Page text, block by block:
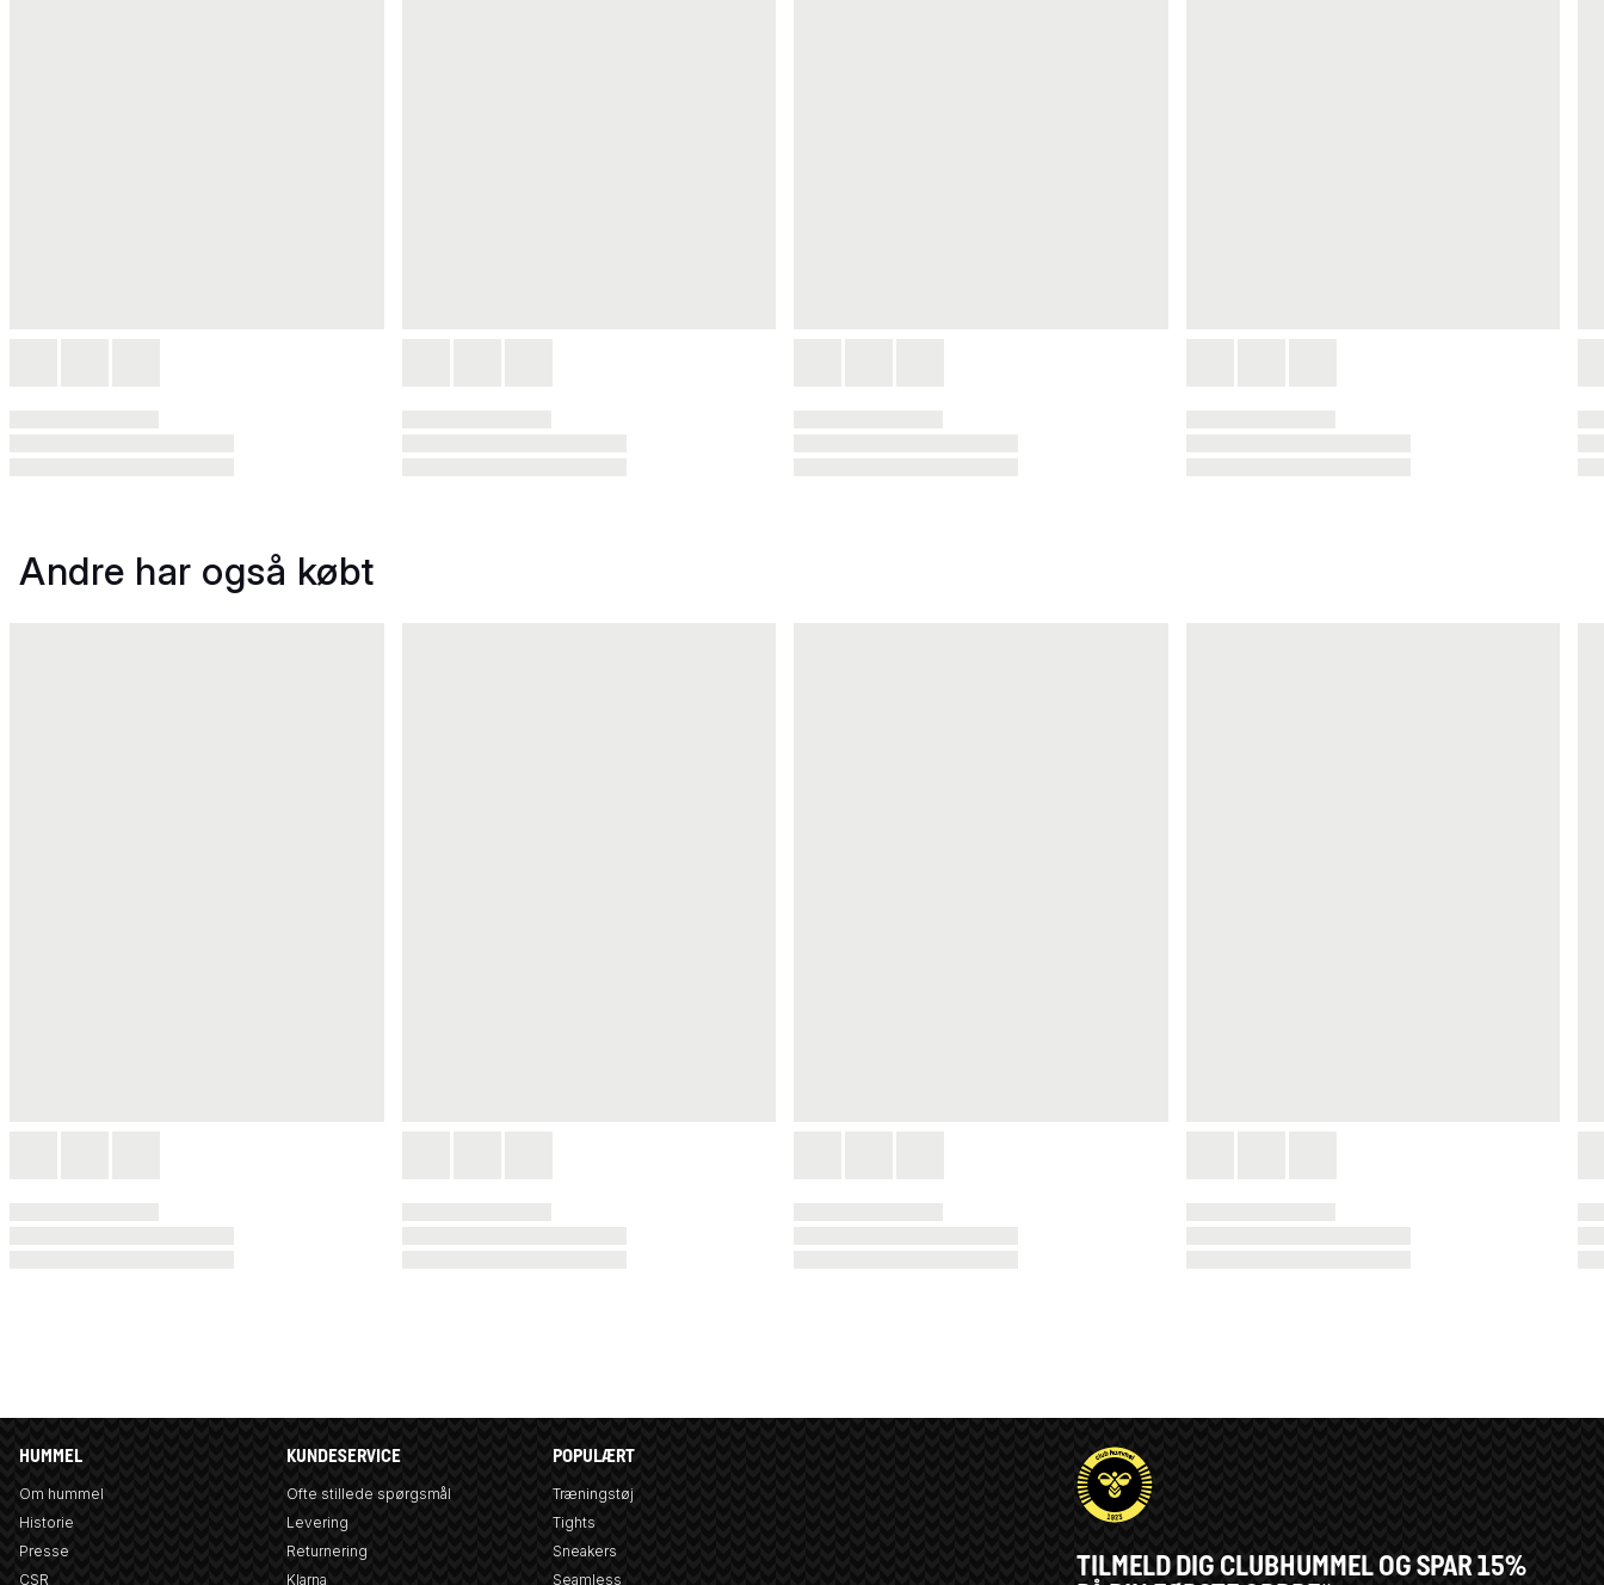
Andre har også købt
HUMMEL
Om hummel
Historie
Presse
CSR
KUNDESERVICE
Ofte stillede spørgsmål
Levering
Returnering
Klarna
POPULÆRT
Træningstøj
Tights
Sneakers
Seamless
TILMELD DIG CLUBHUMMEL OG SPAR 15%